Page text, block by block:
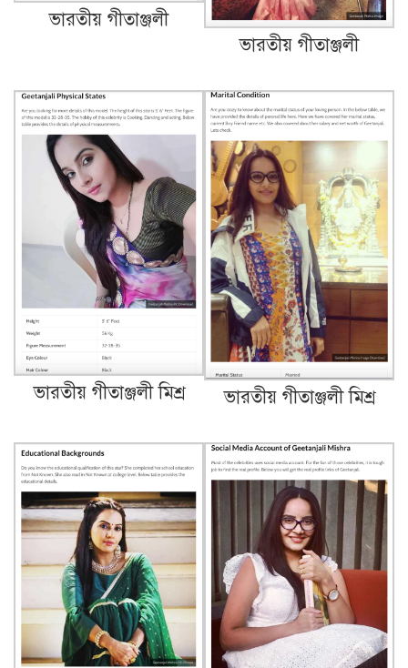
ভারতীয় গীতাঞ্জলী
ভারতীয় গীতাঞ্জলী
ভারতীয় গীতাঞ্জলী মিশ্র ভারতীয় গীতাঞ্জলী মিশ্র